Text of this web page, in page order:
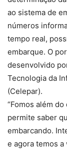
ao sistema de
números
tempo real,
embarque. O
desenvolvido
Tecnologia da
(Celepar).
“Fomos além
permite saber
embarcando.
e agora temos